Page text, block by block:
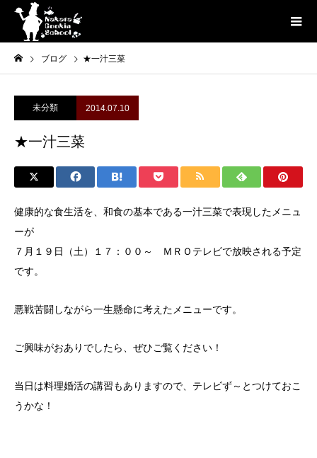
ブログ ★一汁三菜
未分類 2014.07.10
★一汁三菜
健康的な食生活を、和食の基本である一汁三菜で表現したメニュ
ーが
７月１９日（土）１７：００～ ＭＲＯテレビで放映される予定
です。
悪戦苦闘しながら一生懸命に考えたメニューです。
ご興味がおありでしたら、ぜひご覧ください！
当日は料理婚活の講習もありますので、テレビず～とつけておこ
うかな！